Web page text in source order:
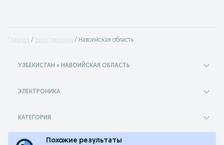
Главная Электроника Навоийская область
УЗБЕКИСТАН » НАВОИЙСКАЯ ОБЛАСТЬ
ЭЛЕКТРОНИКА
КАТЕГОРИЯ
Похожие результаты